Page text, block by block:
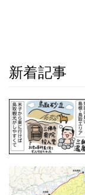
新着記事